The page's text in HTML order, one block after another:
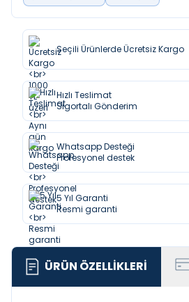
Seçili Ürünlerde Ücretsiz Kargo
Hızlı Teslimat
Sigortalı Gönderim
Whatsapp Desteği
Profesyonel destek
5 Yıl Garanti
Resmi garanti
ÜRÜN ÖZELLIKLERI